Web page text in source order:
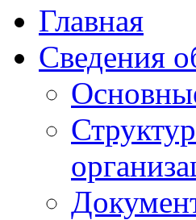
Главная
Сведения